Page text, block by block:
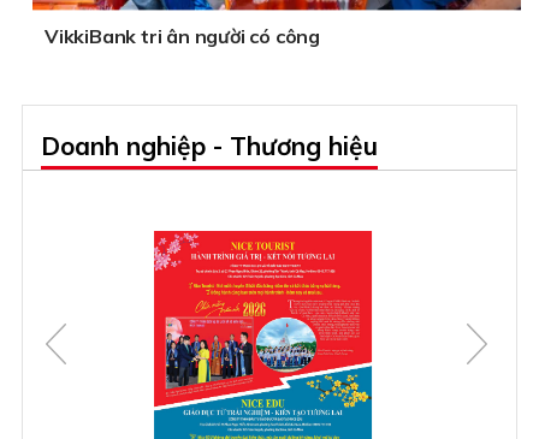
VikkiBank tri ân người có công
Doanh nghiệp - Thương hiệu